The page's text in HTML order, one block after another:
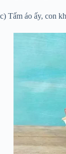
c) Tấm áo ấy, con